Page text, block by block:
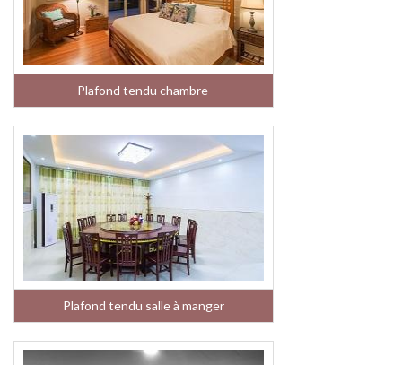
Plafond tendu chambre
Plafond tendu salle à manger